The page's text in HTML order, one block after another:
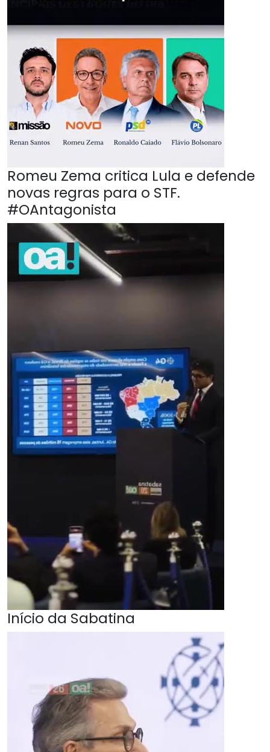
Romeu Zema critica Lula e defende
novas regras para o STF.
#OAntagonista
Início da Sabatina